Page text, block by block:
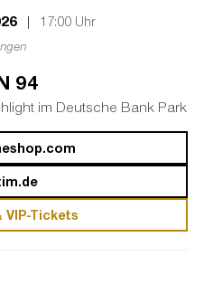
| 17:00 Uhr
94
im Deutsche Bank Park
VIP-Tickets